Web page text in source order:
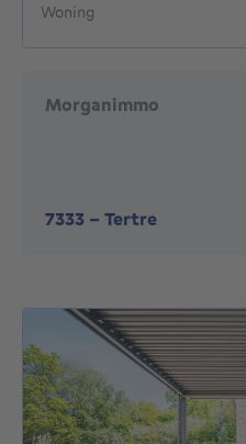
Woning
Morganimmo
7333 - Tertre